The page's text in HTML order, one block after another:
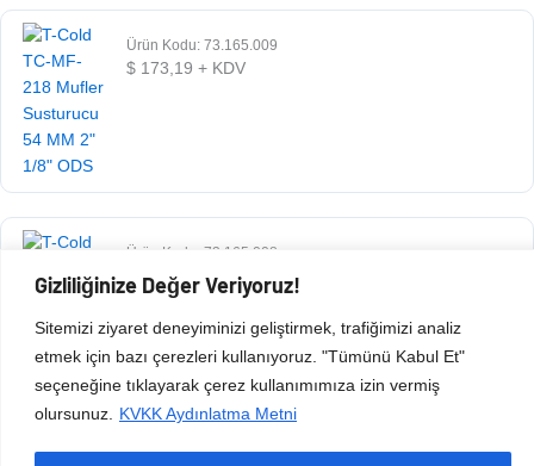
Gizliliğinize Değer Veriyoruz!
Sitemizi ziyaret deneyiminizi geliştirmek, trafiğimizi analiz
etmek için bazı çerezleri kullanıyoruz. "Tümünü Kabul Et"
seçeneğine tıklayarak çerez kullanımımıza izin vermiş
olursunuz.
KVKK Aydınlatma Metni
Ürün Kodu: 73.165.009
$ 173,19 + KDV
Ürün Kodu: 73.165.008
73,13 + KDV